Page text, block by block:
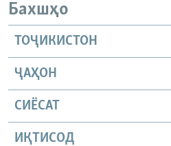
Бахшҳо
ТОҶИКИСТОН
ҶАҲОН
СИЁСАТ
ИҚТИСОД